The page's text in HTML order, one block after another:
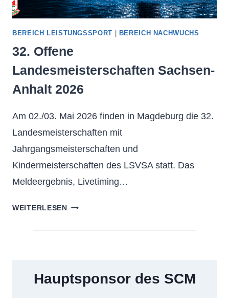
BEREICH LEISTUNGSSPORT BEREICH NACHWUCHS
32. Offene
Landesmeisterschaften Sachsen-
Anhalt 2026
Am 02./03. Mai 2026 finden in Magdeburg die 32.
Landesmeisterschaften mit
Jahrgangsmeisterschaften und
Kindermeisterschaften des LSVSA statt. Das
Meldeergebnis, Livetiming…
WEITERLESEN32.
Hauptsponsor des SCM